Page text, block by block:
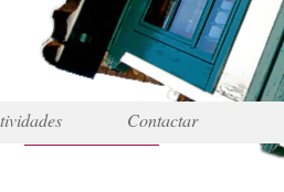
Contactar